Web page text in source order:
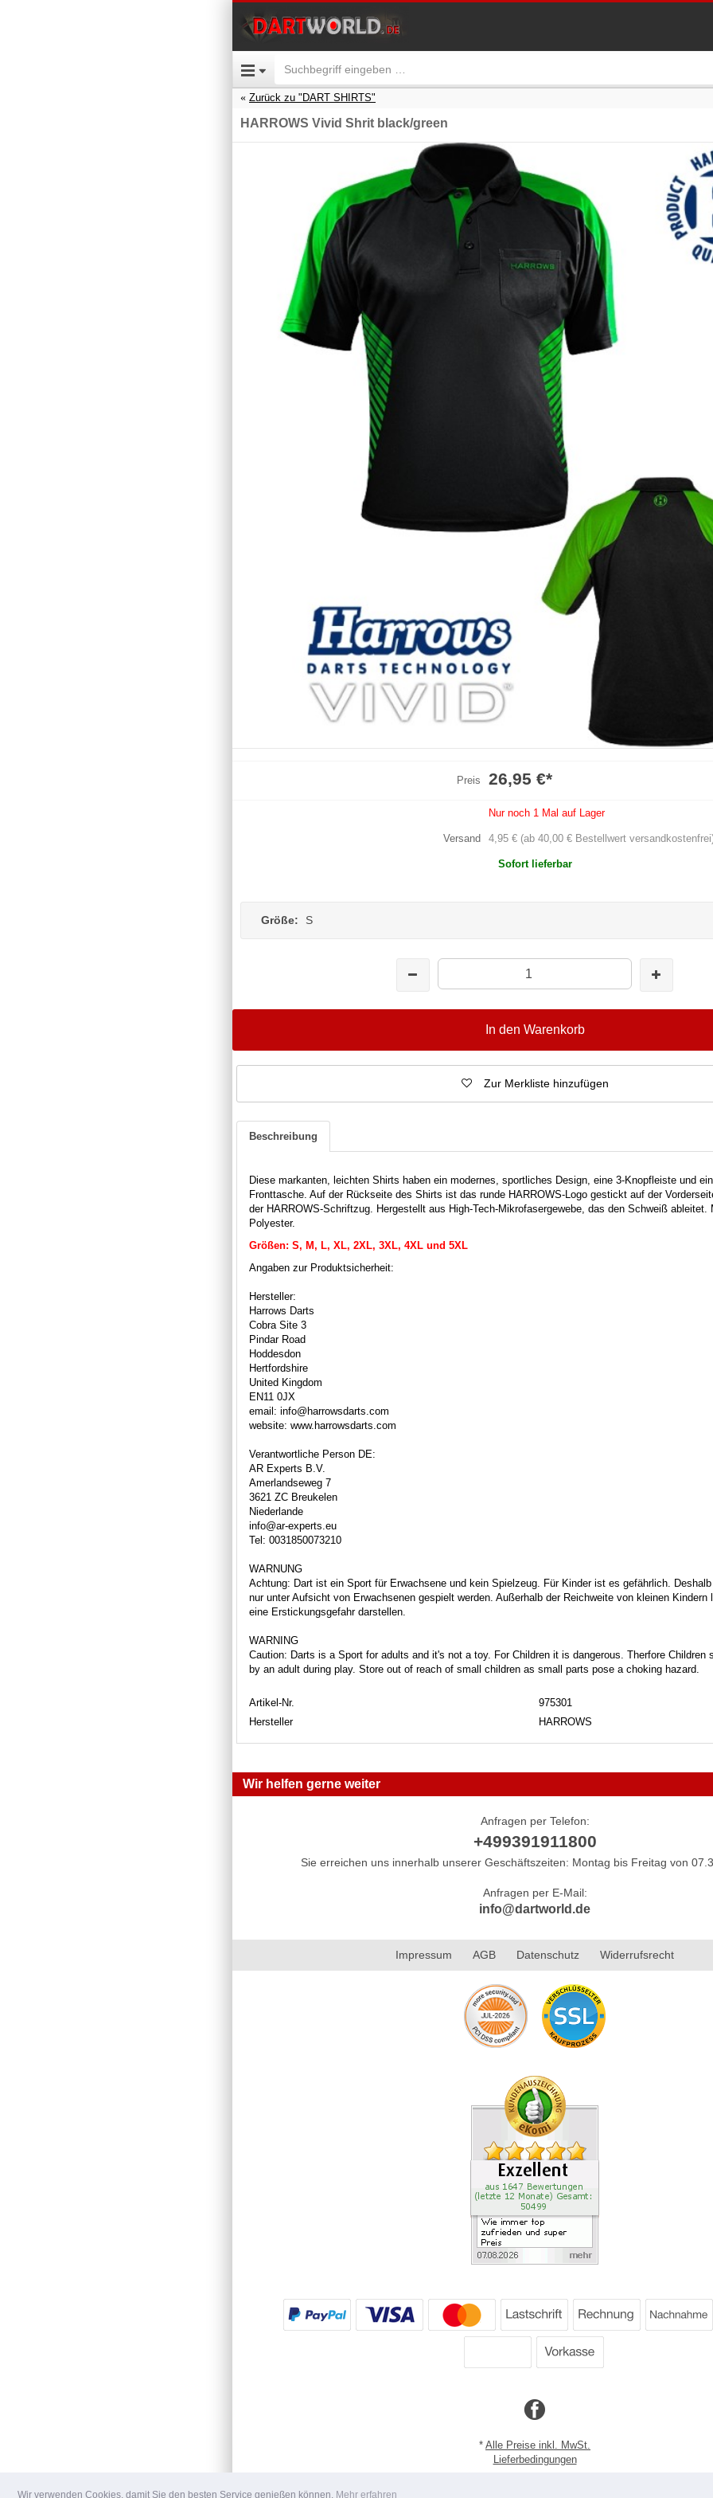
Wir verwenden Cookies, damit Sie den besten Service genießen können. Mehr erfahren
Zurück zu "DART SHIRTS"
HARROWS Vivid Shrit black/green
Preis 26,95 €*
Nur noch 1 Mal auf Lager
Versand 4,95 € (ab 40,00 € Bestellwert
Sofort lieferbar
Größe: S
In den Warenkorb
Zur Merkliste hinzufügen
Beschreibung
Diese markanten, leichten Shirts haben ein modernes, sportliches Design, eine 3-Knopfleiste und
Fronttasche. Auf der Rückseite des Shirts ist das runde HARROWS-Logo gestickt auf der
der HARROWS-Schriftzug. Hergestellt aus High-Tech-Mikrofasergewebe, das den Schweiß ableitet.
Polyester.
Größen: S, M, L, XL, 2XL, 3XL, 4XL und 5XL
Angaben zur Produktsicherheit:
Hersteller:
Harrows Darts
Cobra Site 3
Pindar Road
Hoddesdon
Hertfordshire
United Kingdom
EN11 0JX
email: info@harrowsdarts.com
website: www.harrowsdarts.com
Verantwortliche Person DE:
AR Experts B.V.
Amerlandseweg 7
3621 ZC Breukelen
Niederlande
info@ar-experts.eu
Tel: 0031850073210
WARNUNG
Achtung: Dart ist ein Sport für Erwachsene und kein Spielzeug. Für Kinder ist es gefährlich.
nur unter Aufsicht von Erwachsenen gespielt werden. Außerhalb der Reichweite von kleinen Kindern
eine Erstickungsgefahr darstellen.
WARNING
Caution: Darts is a Sport for adults and it's not a toy. For Children it is dangerous. Therfore Children
by an adult during play. Store out of reach of small children as small parts pose a choking hazard.
Artikel-Nr.
975301
Hersteller
HARROWS
Wir helfen gerne weiter
Anfragen per Telefon:
+499391911800
Sie erreichen uns innerhalb unserer Geschäftszeiten: Montag bis Freitag von
Anfragen per E-Mail:
info@dartworld.de
Impressum AGB Datenschutz Widerrufsrecht
* Alle Preise inkl. MwSt.
Lieferbedingungen